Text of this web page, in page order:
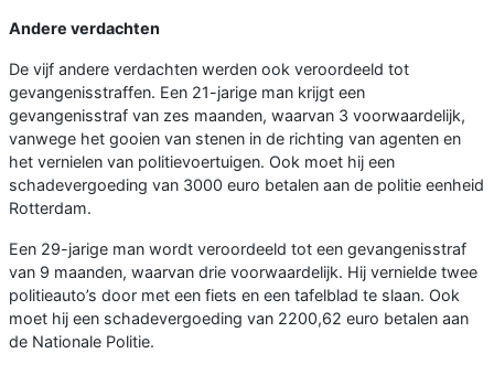
Andere verdachten
De vijf andere verdachten werden ook veroordeeld tot
gevangenisstraffen. Een 21-jarige man krijgt een
gevangenisstraf van zes maanden, waarvan 3 voorwaardelijk,
vanwege het gooien van stenen in de richting van agenten en
het vernielen van politievoertuigen. Ook moet hij een
schadevergoeding van 3000 euro betalen aan de politie eenheid
Rotterdam.
Een 29-jarige man wordt veroordeeld tot een gevangenisstraf
van 9 maanden, waarvan drie voorwaardelijk. Hij vernielde twee
politieauto’s door met een fiets en een tafelblad te slaan. Ook
moet hij een schadevergoeding van 2200,62 euro betalen aan
de Nationale Politie.